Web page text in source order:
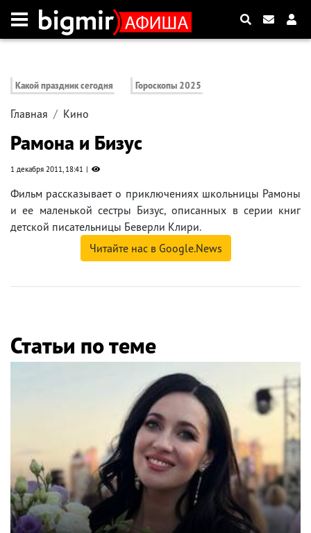
Какой праздник сегодня Гороскопы 2025
Главная Кино
Рамона и Бизус
1 декабря 2011, 18:41
Фильм рассказывает о приключениях школьницы Рамоны
и ее маленькой сестры Бизус, описанных в серии книг
детской писательницы Беверли Клири.
Читайте нас в Google.News
Статьи по теме